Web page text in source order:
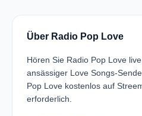
Über Radio Pop Love
Hören Sie Radio Pop Love
ansässiger Love Songs-
Pop Love kostenlos auf
erforderlich.